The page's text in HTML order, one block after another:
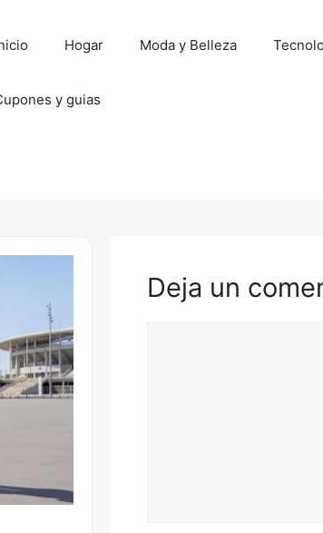
Hogar Moda y Belleza
y guias
Deja un